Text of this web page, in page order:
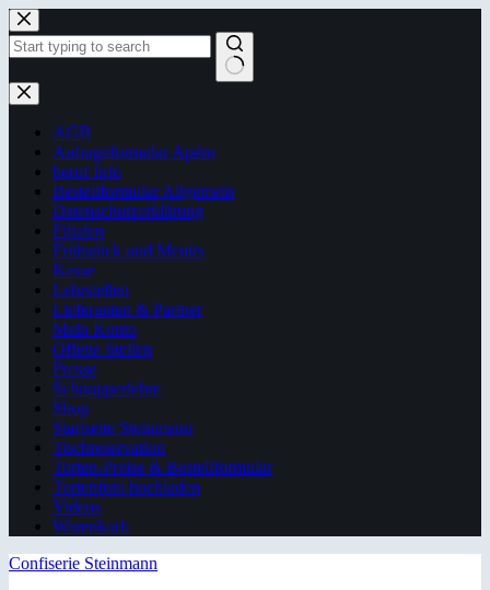
Zum
Inhalt
springen
Keine
Ergebnisse
AGB
Anfrageformular Apéro
beruf Info
Bestellformular Allgemein
Datenschutzerklärung
Filialen
Frühstück und Menüs
Kasse
Lehrstellen
Lieferanten & Partner
Mein Konto
Offene Stellen
Presse
Schnupperlehre
Shop
Startseite Steinmann
Tischreservation
Torten-Preise & Bestellformular
Tortenfoto hochladen
Videos
Warenkorb
Confiserie Steinmann